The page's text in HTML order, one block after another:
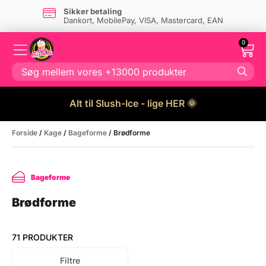
Levering: 1-2 hverdage
Vælg mellem Postnord eller GLS
0
Alt til Slush-Ice - lige HER 🌞
Forside / Kage / Bageforme / Brødforme
Bageforme
Brødforme
71 PRODUKTER
Filtre